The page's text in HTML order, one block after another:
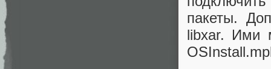
пакеты.
libxar. Ими